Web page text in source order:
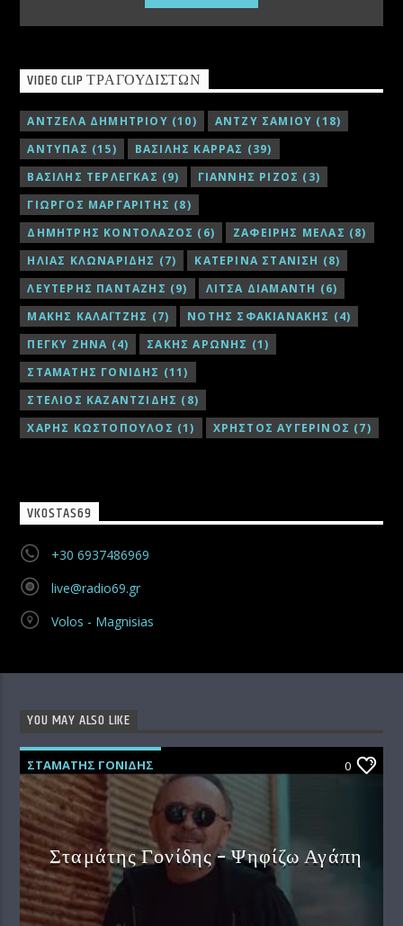
VIDEO CLIP ΤΡΑΓΟΥΔΙΣΤΏΝ
ΑΝΤΖΕΛΑ ΔΗΜΗΤΡΙΟΥ (10) ΑΝΤΖΥ ΣΑΜΙΟΥ (18)
ΑΝΤΥΠΑΣ (15) ΒΑΣΙΛΗΣ ΚΑΡΡΑΣ (39)
ΒΑΣΙΛΗΣ ΤΕΡΛΕΓΚΑΣ (9) ΓΙΑΝΝΗΣ ΡΙΖΟΣ (3)
ΓΙΩΡΓΟΣ ΜΑΡΓΑΡΙΤΗΣ (8)
ΔΗΜΗΤΡΗΣ ΚΟΝΤΟΛΑΖΟΣ (6) ΖΑΦΕΙΡΗΣ ΜΕΛΑΣ (8)
ΗΛΙΑΣ ΚΛΩΝΑΡΙΔΗΣ (7) ΚΑΤΕΡΙΝΑ ΣΤΑΝΙΣΗ (8)
ΛΕΥΤΕΡΗΣ ΠΑΝΤΑΖΗΣ (9) ΛΙΤΣΑ ΔΙΑΜΑΝΤΗ (6)
ΜΑΚΗΣ ΚΑΛΑΪΤΖΗΣ (7) ΝΟΤΗΣ ΣΦΑΚΙΑΝΑΚΗΣ (4)
ΠΕΓΚΥ ΖΗΝΑ (4) ΣΑΚΗΣ ΑΡΩΝΗΣ (1)
ΣΤΑΜΑΤΗΣ ΓΟΝΙΔΗΣ (11)
ΣΤΕΛΙΟΣ ΚΑΖΑΝΤΖΙΔΗΣ (8)
ΧΑΡΗΣ ΚΩΣΤΟΠΟΥΛΟΣ (1) ΧΡΗΣΤΟΣ ΑΥΓΕΡΙΝΟΣ (7)
VKOSTAS69
+30 6937486969
live@radio69.gr
Volos - Magnisias
YOU MAY ALSO LIKE
ΣΤΑΜΑΤΗΣ ΓΟΝΙΔΗΣ 0
Σταμάτης Γονίδης – Ψηφίζω Αγάπη